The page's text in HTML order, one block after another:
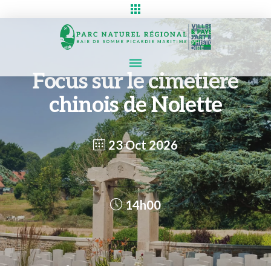
Focus sur le cimetière
chinois de Nolette
23 Oct 2026
14h00